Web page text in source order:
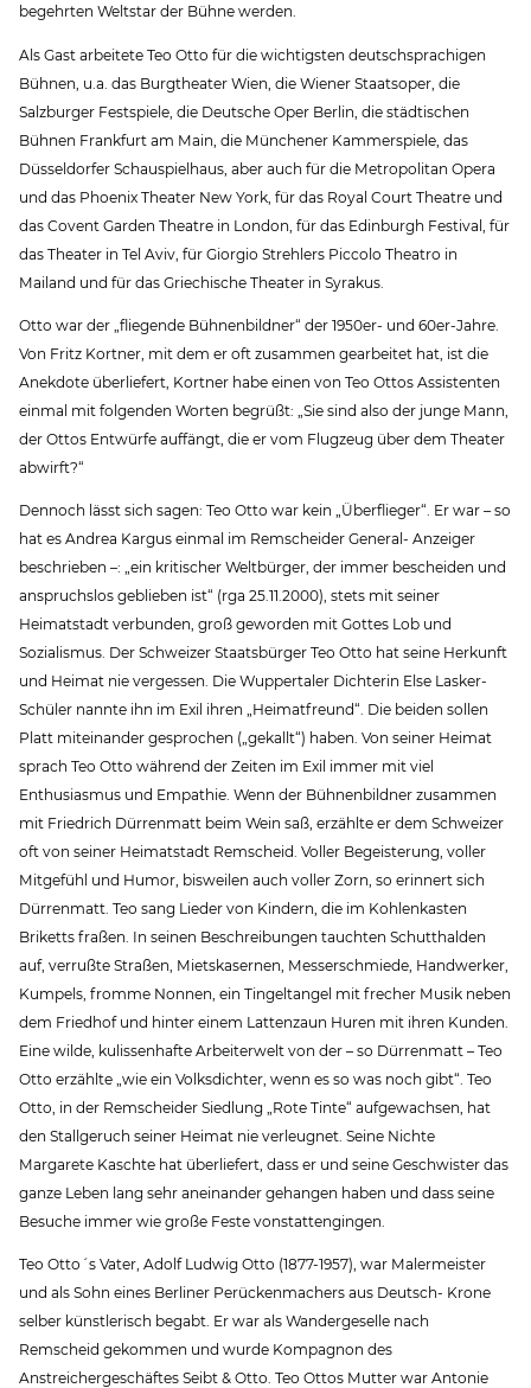
begehrten Weltstar der Bühne werden.
Als Gast arbeitete Teo Otto für die wichtigsten deutschsprachigen
Bühnen, u.a. das Burgtheater Wien, die Wiener Staatsoper, die
Salzburger Festspiele, die Deutsche Oper Berlin, die städtischen
Bühnen Frankfurt am Main, die Münchener Kammerspiele, das
Düsseldorfer Schauspielhaus, aber auch für die Metropolitan Opera
und das Phoenix Theater New York, für das Royal Court Theatre und
das Covent Garden Theatre in London, für das Edinburgh Festival, für
das Theater in Tel Aviv, für Giorgio Strehlers Piccolo Theatro in
Mailand und für das Griechische Theater in Syrakus.
Otto war der „fliegende Bühnenbildner“ der 1950er- und 60er-Jahre.
Von Fritz Kortner, mit dem er oft zusammen gearbeitet hat, ist die
Anekdote überliefert, Kortner habe einen von Teo Ottos Assistenten
einmal mit folgenden Worten begrüßt: „Sie sind also der junge Mann,
der Ottos Entwürfe auffängt, die er vom Flugzeug über dem Theater
abwirft?“
Dennoch lässt sich sagen: Teo Otto war kein „Überflieger“. Er war – so
hat es Andrea Kargus einmal im Remscheider General- Anzeiger
beschrieben –: „ein kritischer Weltbürger, der immer bescheiden und
anspruchslos geblieben ist“ (rga 25.11.2000), stets mit seiner
Heimatstadt verbunden, groß geworden mit Gottes Lob und
Sozialismus. Der Schweizer Staatsbürger Teo Otto hat seine Herkunft
und Heimat nie vergessen. Die Wuppertaler Dichterin Else Lasker-
Schüler nannte ihn im Exil ihren „Heimatfreund“. Die beiden sollen
Platt miteinander gesprochen („gekallt“) haben. Von seiner Heimat
sprach Teo Otto während der Zeiten im Exil immer mit viel
Enthusiasmus und Empathie. Wenn der Bühnenbildner zusammen
mit Friedrich Dürrenmatt beim Wein saß, erzählte er dem Schweizer
oft von seiner Heimatstadt Remscheid. Voller Begeisterung, voller
Mitgefühl und Humor, bisweilen auch voller Zorn, so erinnert sich
Dürrenmatt. Teo sang Lieder von Kindern, die im Kohlenkasten
Briketts fraßen. In seinen Beschreibungen tauchten Schutthalden
auf, verrußte Straßen, Mietskasernen, Messerschmiede, Handwerker,
Kumpels, fromme Nonnen, ein Tingeltangel mit frecher Musik neben
dem Friedhof und hinter einem Lattenzaun Huren mit ihren Kunden.
Eine wilde, kulissenhafte Arbeiterwelt von der – so Dürrenmatt – Teo
Otto erzählte „wie ein Volksdichter, wenn es so was noch gibt“. Teo
Otto, in der Remscheider Siedlung „Rote Tinte“ aufgewachsen, hat
den Stallgeruch seiner Heimat nie verleugnet. Seine Nichte
Margarete Kaschte hat überliefert, dass er und seine Geschwister das
ganze Leben lang sehr aneinander gehangen haben und dass seine
Besuche immer wie große Feste vonstattengingen.
Teo Otto´s Vater, Adolf Ludwig Otto (1877-1957), war Malermeister
und als Sohn eines Berliner Perückenmachers aus Deutsch- Krone
selber künstlerisch begabt. Er war als Wandergeselle nach
Remscheid gekommen und wurde Kompagnon des
Anstreichergeschäftes Seibt & Otto. Teo Ottos Mutter war Antonie